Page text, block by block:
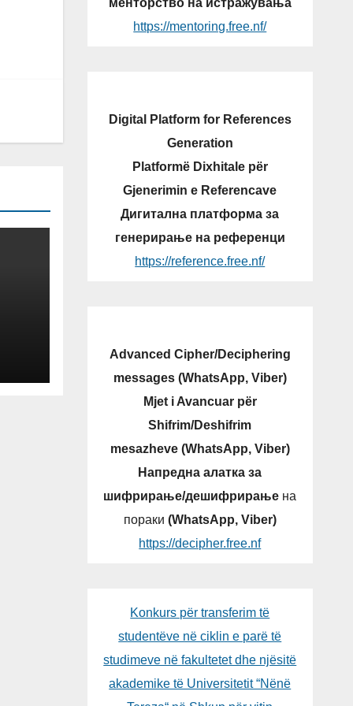
https://mentoring.free.nf/
Digital Platform for References
Generation
Platformë Dixhitale për
Gjenerimin e Referencave
Дигитална платформа за
генерирање на референци
https://reference.free.nf/
Advanced Cipher/Deciphering
messages (WhatsApp, Viber)
Mjet i Avancuar për
Shifrim/Deshifrim
mesazheve (WhatsApp, Viber)
Напредна алатка за
шифрирање/дешифрирање на
пораки (WhatsApp, Viber)
https://decipher.free.nf
Konkurs për transferim të
studentëve në ciklin e parë të
studimeve në fakultetet dhe njësitë
akademike të Universitetit “Nënë